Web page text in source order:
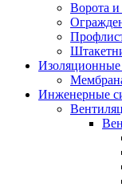
Ворота и
Изоляционные
Инженерные